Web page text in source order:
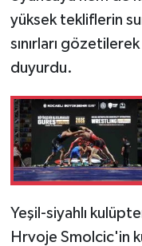
yüksek tekliflerin
sınırları
duyurdu.
Yeşil-siyahlı
Hrvoje Smolcic'in